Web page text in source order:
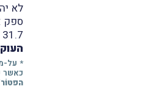
לא
ספק
31.7 של שנת-המס שבהּ נצמחו הרווחים (
* על-
כאשר